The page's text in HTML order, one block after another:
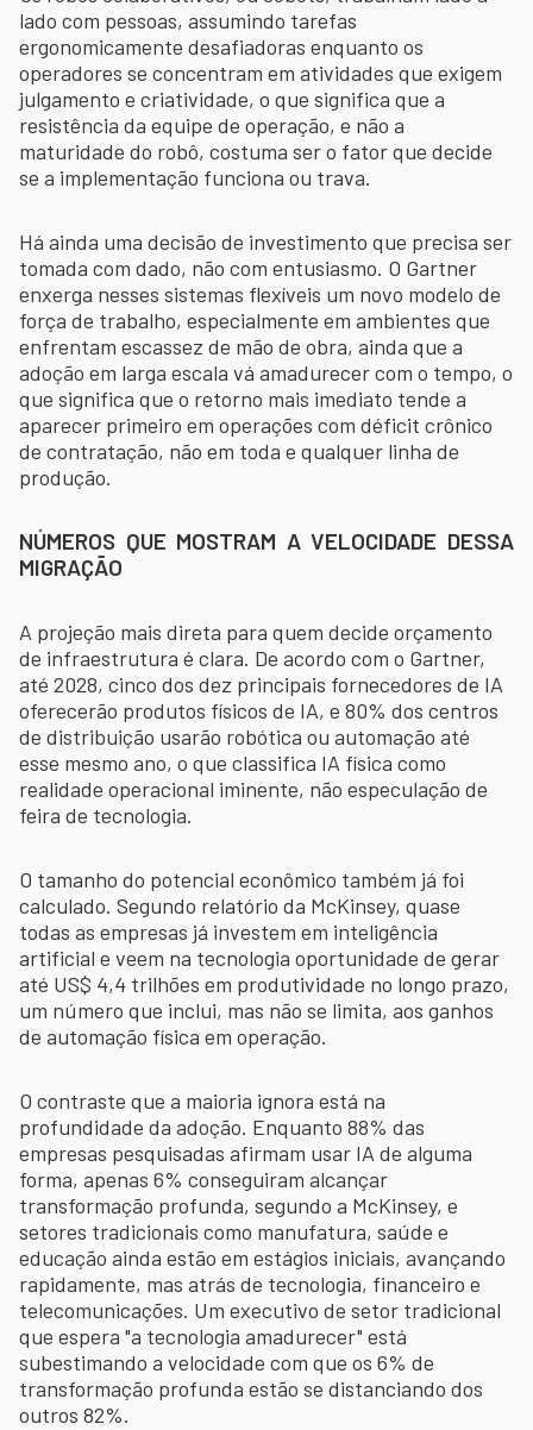
lado com pessoas, assumindo tarefas
ergonomicamente desafiadoras enquanto os
operadores se concentram em atividades que exigem
julgamento e criatividade, o que significa que a
resistência da equipe de operação, e não a
maturidade do robô, costuma ser o fator que decide
se a implementação funciona ou trava.
Há ainda uma decisão de investimento que precisa ser
tomada com dado, não com entusiasmo. O Gartner
enxerga nesses sistemas flexíveis um novo modelo de
força de trabalho, especialmente em ambientes que
enfrentam escassez de mão de obra, ainda que a
adoção em larga escala vá amadurecer com o tempo, o
que significa que o retorno mais imediato tende a
aparecer primeiro em operações com déficit crônico
de contratação, não em toda e qualquer linha de
produção.
NÚMEROS QUE MOSTRAM A VELOCIDADE DESSA
MIGRAÇÃO
A projeção mais direta para quem decide orçamento
de infraestrutura é clara. De acordo com o Gartner,
até 2028, cinco dos dez principais fornecedores de IA
oferecerão produtos físicos de IA, e 80% dos centros
de distribuição usarão robótica ou automação até
esse mesmo ano, o que classifica IA física como
realidade operacional iminente, não especulação de
feira de tecnologia.
O tamanho do potencial econômico também já foi
calculado. Segundo relatório da McKinsey, quase
todas as empresas já investem em inteligência
artificial e veem na tecnologia oportunidade de gerar
até US$ 4,4 trilhões em produtividade no longo prazo,
um número que inclui, mas não se limita, aos ganhos
de automação física em operação.
O contraste que a maioria ignora está na
profundidade da adoção. Enquanto 88% das
empresas pesquisadas afirmam usar IA de alguma
forma, apenas 6% conseguiram alcançar
transformação profunda, segundo a McKinsey, e
setores tradicionais como manufatura, saúde e
educação ainda estão em estágios iniciais, avançando
rapidamente, mas atrás de tecnologia, financeiro e
telecomunicações. Um executivo de setor tradicional
que espera "a tecnologia amadurecer" está
subestimando a velocidade com que os 6% de
transformação profunda estão se distanciando dos
outros 82%.